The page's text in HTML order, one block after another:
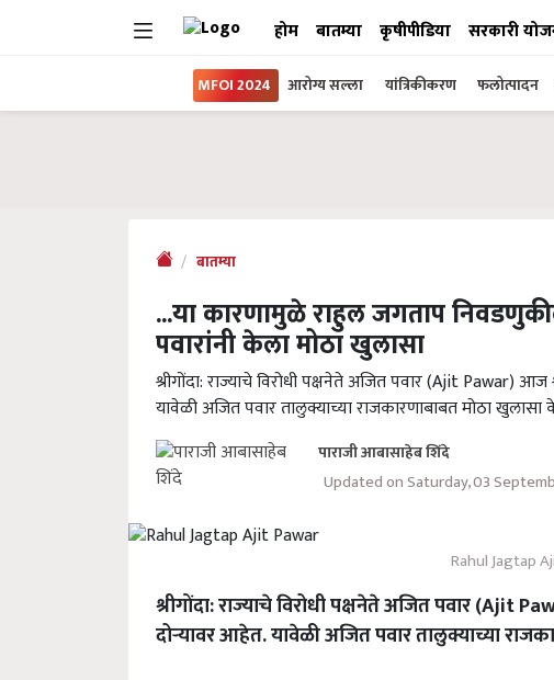
होम बातम्या कृषीपीडिया सरकारी
MFOI 2024 आरोग्य सल्ला यांत्रिकीकरण फलोत्पादन
बातम्या
...या कारणामुळे राहुल जगताप
पवारांनी केला मोठा खुलासा
श्रीगोंदा: राज्याचे विरोधी पक्षनेते अजित पवार (Ajit Pawar)
यावेळी अजित पवार तालुक्याच्या राजकारणाबाबत मोठा
पाराजी आबासाहेब शिंदे
Updated on Saturday, 03
Rahul Jagtap
श्रीगोंदा: राज्याचे विरोधी पक्षनेते अजित पवार (Ajit
दोऱ्यावर आहेत. यावेळी अजित पवार तालुक्याच्या